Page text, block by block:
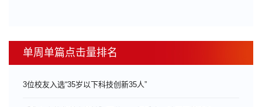
单周单篇点击量排名
3位校友入选“35岁以下科技创新35人”